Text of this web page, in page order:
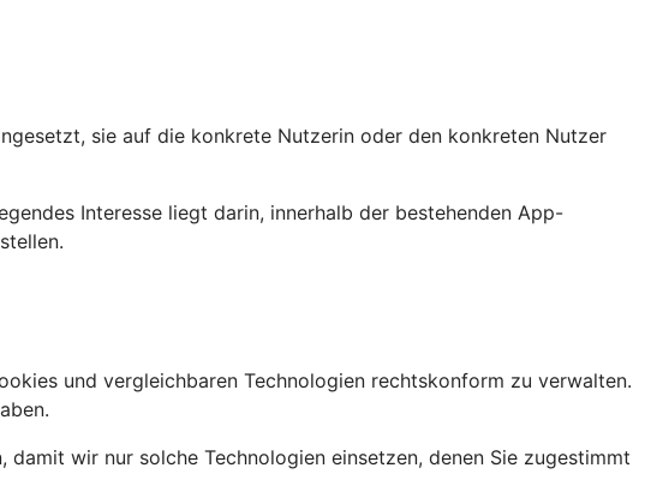
sie auf die konkrete Nutzerin oder den konkreten Nutzer
Interesse liegt darin, innerhalb der bestehenden App-
und vergleichbaren Technologien rechtskonform zu verwalten.
wir nur solche Technologien einsetzen, denen Sie zugestimmt